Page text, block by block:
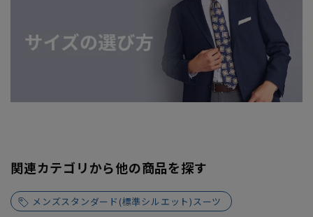
関連カテゴリから他の商品を探す
メンズスタンダード(標準シルエット)スーツ